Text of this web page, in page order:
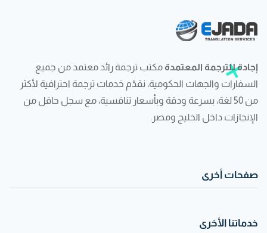
إجادة للترجمة المعتمدة مكتب ترجمة رائد معتمد من جميع
السفارات والجهات الحكومية، نقدّم خدمات ترجمة احترافية لأكثر
من 50 لغة، بسرعة ودقة وبأسعار تنافسية، مع سجل حافل من
الإنجازات داخل الخليج ومصر.
صفحات أخرى
خدماتنا الأخرى